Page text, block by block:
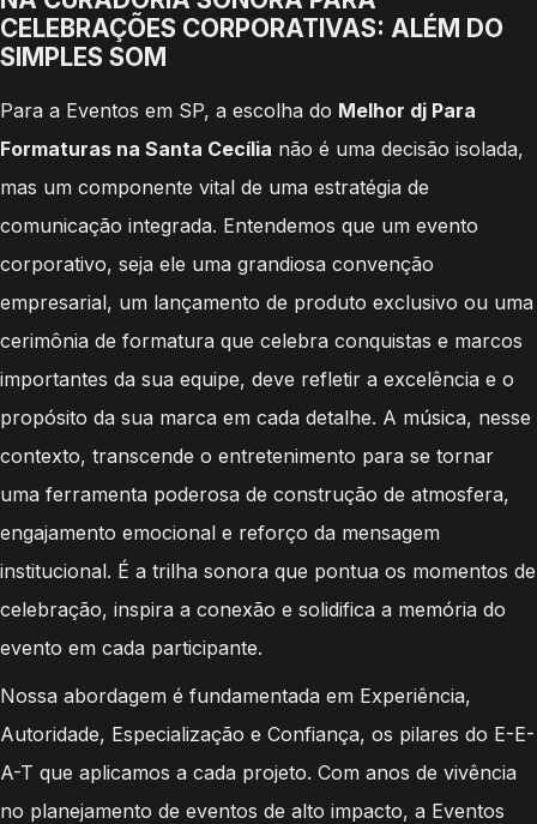
CELEBRAÇÕES CORPORATIVAS: ALÉM DO
SIMPLES SOM
Para a Eventos em SP, a escolha do Melhor dj Para
Formaturas na Santa Cecília não é uma decisão isolada,
mas um componente vital de uma estratégia de
comunicação integrada. Entendemos que um evento
corporativo, seja ele uma grandiosa convenção
empresarial, um lançamento de produto exclusivo ou uma
cerimônia de formatura que celebra conquistas e marcos
importantes da sua equipe, deve refletir a excelência e o
propósito da sua marca em cada detalhe. A música, nesse
contexto, transcende o entretenimento para se tornar
uma ferramenta poderosa de construção de atmosfera,
engajamento emocional e reforço da mensagem
institucional. É a trilha sonora que pontua os momentos de
celebração, inspira a conexão e solidifica a memória do
evento em cada participante.
Nossa abordagem é fundamentada em Experiência,
Autoridade, Especialização e Confiança, os pilares do E-E-
A-T que aplicamos a cada projeto. Com anos de vivência
no planejamento de eventos de alto impacto, a Eventos